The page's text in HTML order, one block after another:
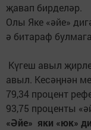
җавап бирделәр.
Олы Яке «әйе»
ә битараф
Күгеш авыл
авыл. Кесәңнән
79,34 процент
93,75 проценты
«Әйе» яки «юк»